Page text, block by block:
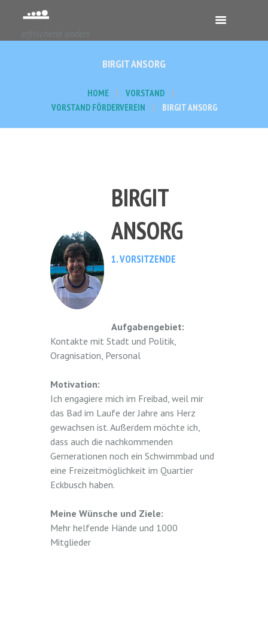
BIRGIT ANSORG
HOME
VORSTAND
VORSTAND FÖRDERVEREIN
BIRGIT ANSORG
BIRGIT
ANSORG
1. VORSITZENDE
Aufgabengebiet:
Kontakte mit Stadt und Politik,
Oragnisation, Personal
Motivation:
Ich engagiere mich im Freibad, weil mir
das Bad im Laufe der Jahre ans Herz
gewachsen ist. Außerdem möchte ich,
dass auch die nachkommenden
Gernerationen noch ein Schwimmbad und
eine Freizeitmöglichkeit im Quartier
Eckbusch haben.
Meine Wünsche und Ziele:
Mehr helfende Hände und 1000
Mitglieder